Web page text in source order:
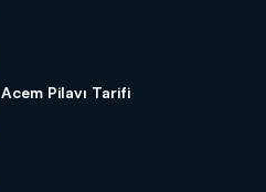
Acem Pilavı Tarifi